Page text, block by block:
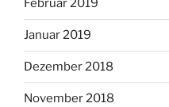
Februar 2019
Januar 2019
Dezember 2018
November 2018